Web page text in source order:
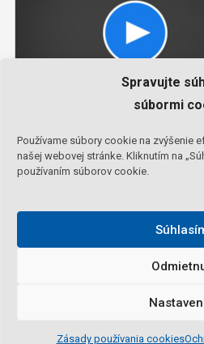
Spravujte
súbormi
Používame súbory cookie na zvýšenie
našej webovej stránke. Kliknutím na
používaním súborov cookie.
Zásady používania cookies